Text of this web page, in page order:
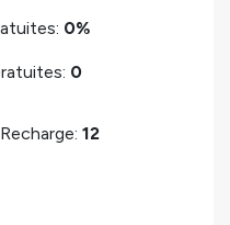
0%
0
12